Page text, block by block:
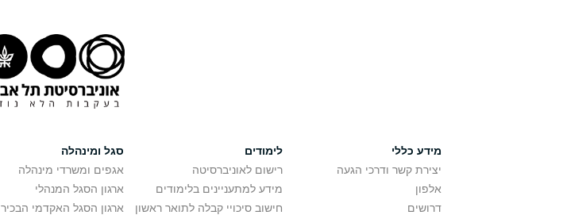
מידע כללי
יצירת קשר ודרכי הגעה
אלפון
דרושים
לימודים
רישום לאוניברסיטה
מידע למתעניינים בלימודים
חישוב סיכויי קבלה לתואר ראשון
סגל ומינהלה
אגפים ומשרדי מינהלה
ארגון הסגל המנהלי
ארגון הסגל האקדמי הבכיר